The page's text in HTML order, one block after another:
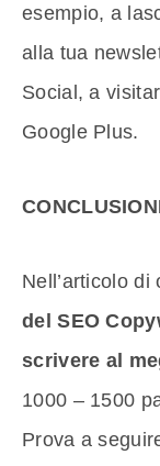
esempio, a
alla tua
Social, a
Google Plus.
Nell’articolo
del SEO
scrivere al
1000 – 1500
Prova a